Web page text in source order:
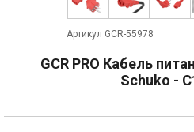
Артикул GCR-55978
GCR PRO Кабель
Schuko -